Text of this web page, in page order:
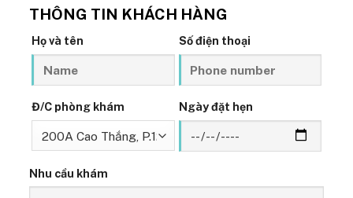
THÔNG TIN KHÁCH HÀNG
Họ và tên Số điện thoại
Đ/C phòng khám Ngày đặt hẹn
Nhu cầu khám